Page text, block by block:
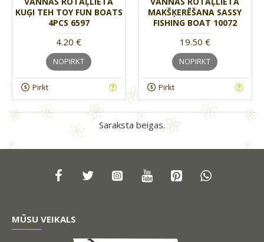
KUĢI TEH TOY FUN BOATS
4PCS 6597
4.20 €
NOPIRKT
Pirkt
MAKŠĶERĒŠANA SASSY
FISHING BOAT 10072
19.50 €
NOPIRKT
Pirkt
Saraksta beigas.
MŪSU VEIKALS